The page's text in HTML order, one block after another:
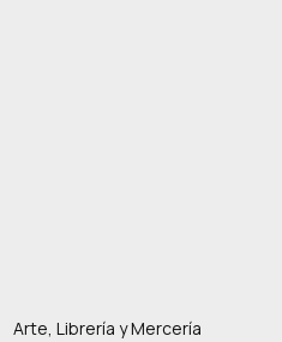
Arte, Librería y Mercería